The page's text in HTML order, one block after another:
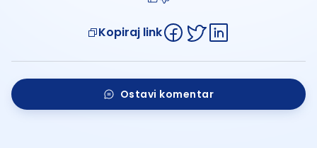
Kopiraj link
Ostavi komentar